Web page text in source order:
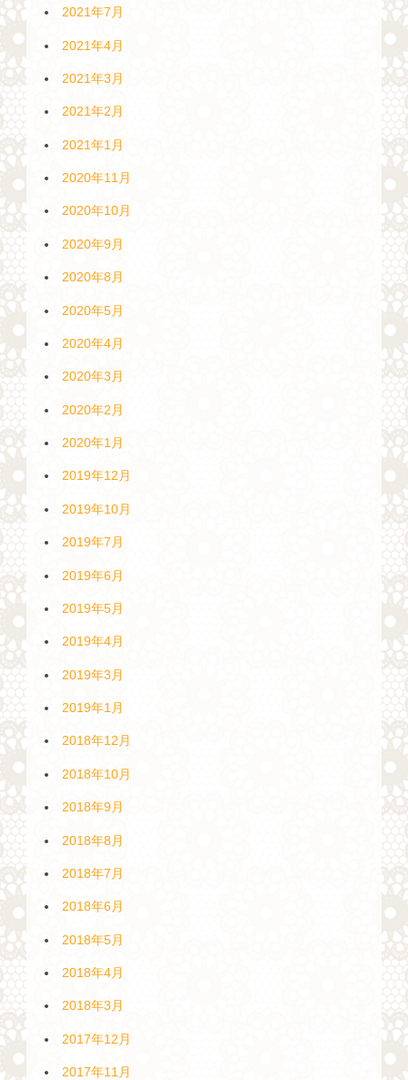
2021年7月
2021年4月
2021年3月
2021年2月
2021年1月
2020年11月
2020年10月
2020年9月
2020年8月
2020年5月
2020年4月
2020年3月
2020年2月
2020年1月
2019年12月
2019年10月
2019年7月
2019年6月
2019年5月
2019年4月
2019年3月
2019年1月
2018年12月
2018年10月
2018年9月
2018年8月
2018年7月
2018年6月
2018年5月
2018年4月
2018年3月
2017年12月
2017年11月